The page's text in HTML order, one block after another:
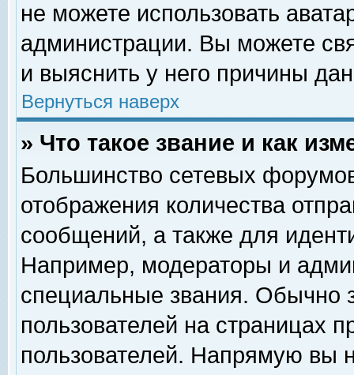
не можете использовать
администрации. Вы можете
и выяснить у него причины
Вернуться наверх
» Что такое звание и как
Большинство сетевых
отображения количества
сообщений, а также для
Например, модераторы и
специальные звания. Обычно
пользователей на страницах
пользователей. Напрямую вы